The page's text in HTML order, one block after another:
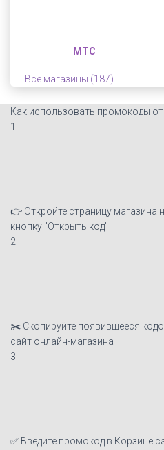
МТС
Все магазины (187)
Как использовать промокоды
1
👉 Откройте страницу магазина
кнопку "Открыть код"
2
✂️ Скопируйте появившееся
сайт онлайн-магазина
3
✅ Введите промокод в Корзине